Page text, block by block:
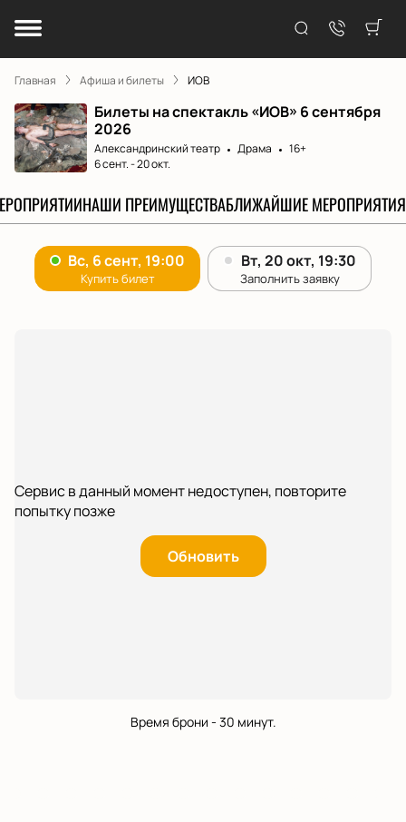
Главная Афиша и билеты ИОВ
Билеты на спектакль «ИОВ» 6 сентября
2026
Александринский театр Драма
16+
6 сент.-20 окт.
НАШИ ПРЕИМУЩЕСТВАБЛИЖАЙШИЕ МЕРОПРИЯТИЯ
Сервис в данный момент недоступен, повторите
попытку позже
Обновить
Время брони - 30 минут.